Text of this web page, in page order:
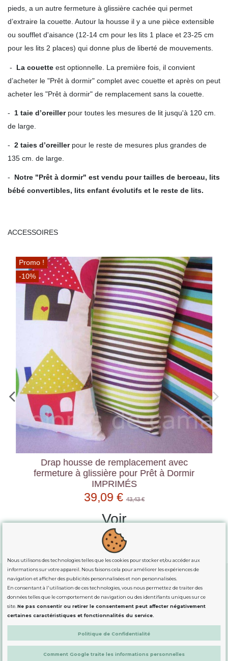
pieds, a un autre fermeture à glissière cachée qui permet
d’extraire la couette. Autour la housse il y a une pièce extensible
ou soufflet d'aisance (12-14 cm pour les lits 1 place et 23-25 cm
pour les lits 2 places) qui donne plus de liberté de mouvements.
- La couette est optionnelle. La première fois, il convient
d’acheter le "Prêt à dormir" complet avec couette et après on peut
acheter les "Prêt à dormir" de remplacement sans la couette.
- 1 taie d’oreiller pour toutes les mesures de lit jusqu'à 120 cm.
de large.
- 2 taies d’oreillerpour le reste de mesures plus grandes de
135 cm. de large.
- Notre "Prêt à dormir" est vendu pour tailles de berceau, lits
bébé convertibles, lits enfant évolutifs et le reste de lits.
ACCESSOIRES
Promo !
-10%
Drap housse de remplacement avec
fermeture à glissière pour Prêt à Dormir
IMPRIMÉS
39,09 €43,43 €
Voir
GUIDE DES TAILLES
INFORMATION
DÉMARQUÉS
Nous utilisons des technologies telles que les cookies pour stocker et/ou accéder aux
informations sur votre appareil. Nous faisons cela pour améliorer les expériences de
navigation et afficher des publicités personnalisées et non personnalisées.
En consentant à l'utilisation de ces technologies, vous nous permettez de traiter des
données telles que le comportement de navigation ou des identifiants uniques sur ce
site.Ne pas consentir ou retirer le consentement peut affecter négativement
certaines caractéristiques et fonctionnalités du service.
Politique de Confidentialité
Comment Google traite les informations personnelles